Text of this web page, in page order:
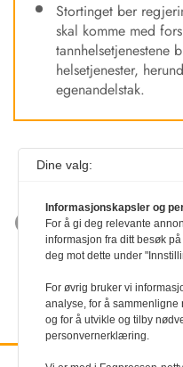
Stortinget ber
skal komme med
tannhelsetjenestene
helsetjenester,
egenandelstak.
Dine valg:
Informasjonskapsler og
For å gi deg relevante
informasjon fra ditt besøk
deg mot dette under
For øvrig bruker vi
analyse, for å
og for å utvikle og tilby
personvernerklæring.